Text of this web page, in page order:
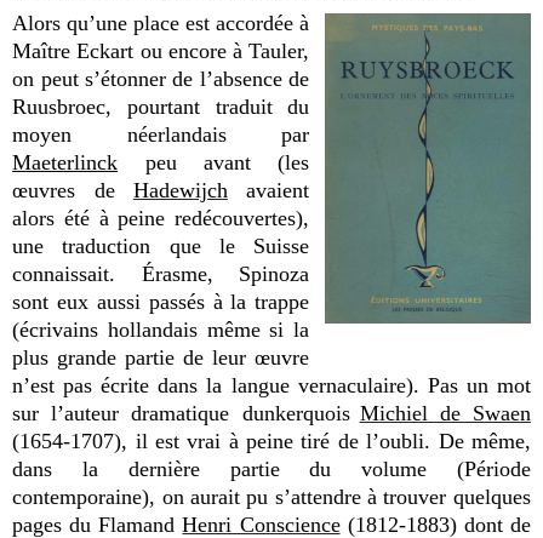
Alors qu’une place est accordée à
Maître Eckart ou encore à Tauler,
on peut s’étonner de l’absence de
Ruusbroec, pourtant traduit du
moyen néerlandais par
Maeterlinck peu avant (les
œuvres de Hadewijch avaient
alors été à peine redécouvertes),
une traduction que le Suisse
connaissait. Érasme, Spinoza
sont eux aussi passés à la trappe
(écrivains hollandais même si la
plus grande partie de leur œuvre
n’est pas écrite dans la langue vernaculaire). Pas un mot
sur l’auteur dramatique dunkerquois Michiel de Swaen
(1654-1707), il est vrai à peine tiré de l’oubli. De même,
dans la dernière partie du volume (Période
contemporaine), on aurait pu s’attendre à trouver quelques
pages du FlamandHenri Conscience(1812-1883) dont de